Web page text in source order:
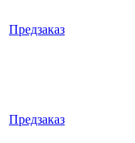
Предзаказ
Предзаказ